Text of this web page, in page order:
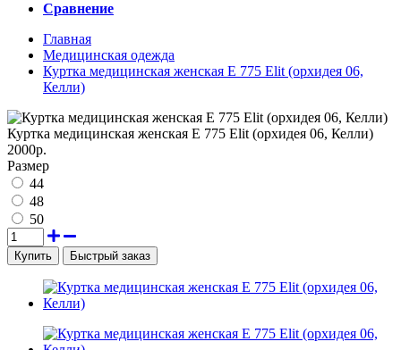
Сравнение
Главная
Медицинская одежда
Куртка медицинская женская Е 775 Elit (орхидея 06,
Келли)
Куртка медицинская женская Е 775 Elit (орхидея 06, Келли)
2000р.
Размер
44
48
50
Быстрый заказ